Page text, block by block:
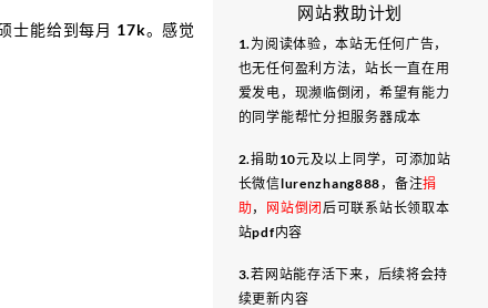
网站救助计划
1.为阅读体验，本站无任何广告，
也无任何盈利方法，站长一直在用
爱发电，现濒临倒闭，希望有能力
的同学能帮忙分担服务器成本
2.捐助10元及以上同学，可添加站
长微信lurenzhang888，备注捐
助， 网站倒闭 后可联系站长领取本
站pdf内容
3.若网站能存活下来，后续将会持
续更新内容
士能给到每月 17k。感觉